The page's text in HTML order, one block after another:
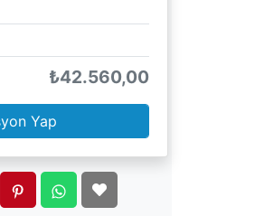
₺42.560,00
Yap